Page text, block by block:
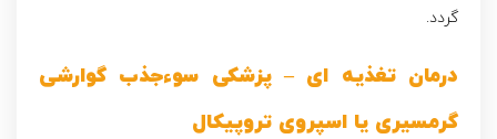
گردد.
درمان تغذیه ای – پزشکی سوءجذب گوارشی
گرمسیری یا اسپروی تروپیکال